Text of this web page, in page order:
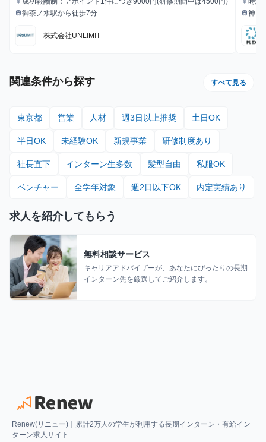
給与
最寄駅
train御茶ノ水駅から徒歩7分
株式会社UNLIMIT
給与
最寄駅
train神田
関連条件から探す すべて見る
東京都 営業 人材 週3日以上推奨 土日OK
半日OK 未経験OK 新規事業 研修制度あり
社長直下 インターン生多数 髪型自由 私服OK
ベンチャー 全学年対象 週2日以下OK 内定実績あり
求人を紹介してもらう
無料相談サービス
キャリアアドバイザーが、あなたにぴったりの長期
インターン先を厳選してご紹介します。
Renew(リニュー)｜累計2万人の学生が利用する長期インターン・有給イン
ターン求人サイト